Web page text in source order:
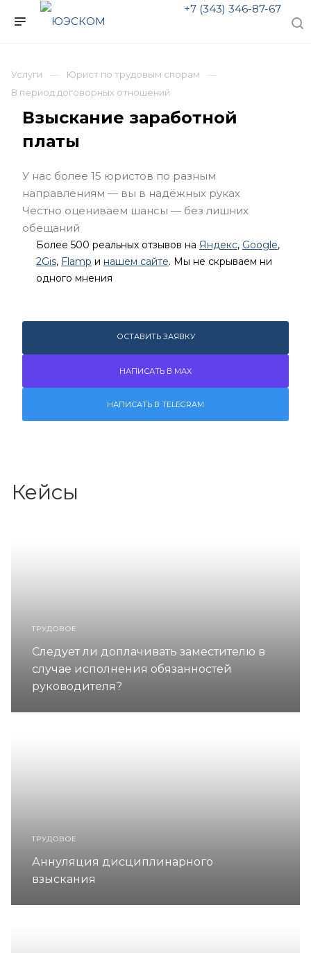
+7 (343) 346-87-67
Услуги
Юрист по трудовым спорам
В период договорных отношений
Взыскание заработной
платы
У нас более 15 юристов по разным
направлениям — вы в надёжных руках
Честно оцениваем шансы — без лишних
обещаний
Более 500 реальных отзывов на Яндекс, Google,
2Gis, Flamp и нашем сайте. Мы не скрываем ни
одного мнения
ОСТАВИТЬ ЗАЯВКУ
НАПИСАТЬ В MAX
НАПИСАТЬ В TELEGRAM
Кейсы
ТРУДОВОЕ
Следует ли доплачивать заместителю в
случае исполнения обязанностей
руководителя?
ТРУДОВОЕ
Аннуляция дисциплинарного
взыскания